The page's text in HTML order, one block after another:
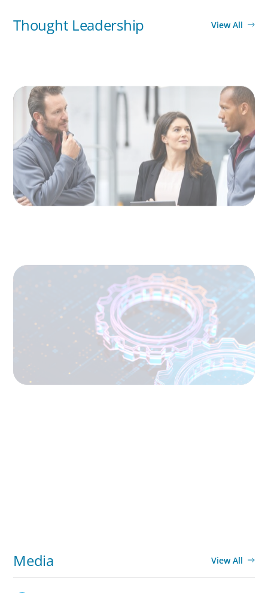
Thought Leadership View All
Business
BOYDEN REPORT SERIES
What’s Next for Industry? AI, Transformation,
and the Talent Imperative
CEE Executive Mobility 2026: What’s Driving
Movement Across the Region
Media View All